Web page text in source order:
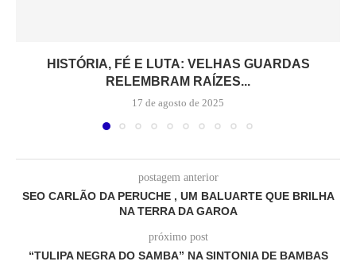
HISTÓRIA, FÉ E LUTA: VELHAS GUARDAS
RELEMBRAM RAÍZES...
17 de agosto de 2025
postagem anterior
SEO CARLÃO DA PERUCHE , UM BALUARTE QUE BRILHA
NA TERRA DA GAROA
próximo post
“TULIPA NEGRA DO SAMBA” NA SINTONIA DE BAMBAS